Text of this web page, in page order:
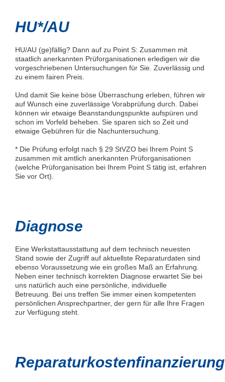
HU*/AU
HU/AU (ge)fällig? Dann auf zu Point S: Zusammen mit
staatlich anerkannten Prüforganisationen erledigen wir die
vorgeschriebenen Untersuchungen für Sie. Zuverlässig und
zu einem fairen Preis.
Und damit Sie keine böse Überraschung erleben, führen wir
auf Wunsch eine zuverlässige Vorabprüfung durch. Dabei
können wir etwaige Beanstandungspunkte aufspüren und
schon im Vorfeld beheben. Sie sparen sich so Zeit und
etwaige Gebühren für die Nachuntersuchung.
* Die Prüfung erfolgt nach § 29 StVZO bei Ihrem Point S
zusammen mit amtlich anerkannten Prüforganisationen
(welche Prüforganisation bei Ihrem Point S tätig ist, erfahren
Sie vor Ort).
Diagnose
Eine Werkstattausstattung auf dem technisch neuesten
Stand sowie der Zugriff auf aktuellste Reparaturdaten sind
ebenso Voraussetzung wie ein großes Maß an Erfahrung.
Neben einer technisch korrekten Diagnose erwartet Sie bei
uns natürlich auch eine persönliche, individuelle
Betreuung. Bei uns treffen Sie immer einen kompetenten
persönlichen Ansprechpartner, der gern für alle Ihre Fragen
zur Verfügung steht.
Reparaturkostenfinanzierung